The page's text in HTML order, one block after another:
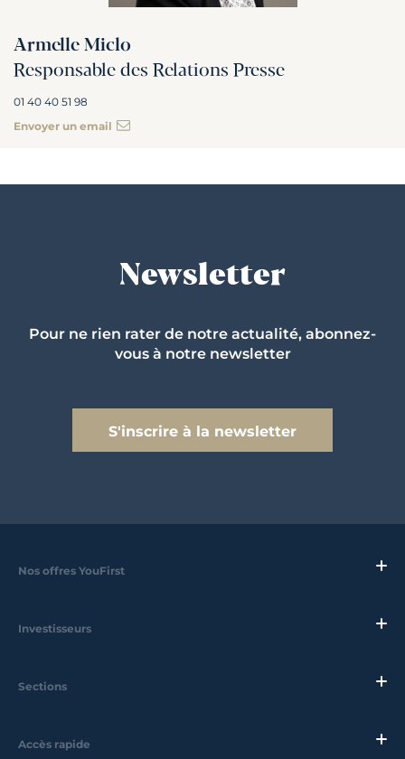
Armelle Miclo
Responsable des Relations Presse
01 40 40 51 98
Envoyer un email
Newsletter
Pour ne rien rater de notre actualité, abonnez-
vous à notre newsletter
S'inscrire à la newsletter
Nos offres YouFirst
Investisseurs
Sections
Accès rapide